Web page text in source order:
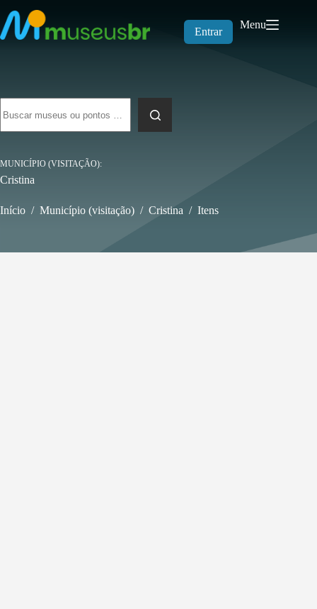
para
o
conteúdo
Entrar
Menu
resultados
MUNICÍPIO (VISITAÇÃO)
Cristina
Início / Município (visitação) / Cristina / Itens